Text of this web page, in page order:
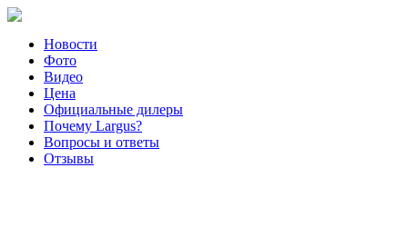
Новости
Фото
Видео
Цена
Официальные дилеры
Почему Largus?
Вопросы и ответы
Отзывы